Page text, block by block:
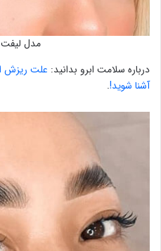
مدل
درباره سلامت ابرو بدانید: علت ریزش
آشنا شوید!.